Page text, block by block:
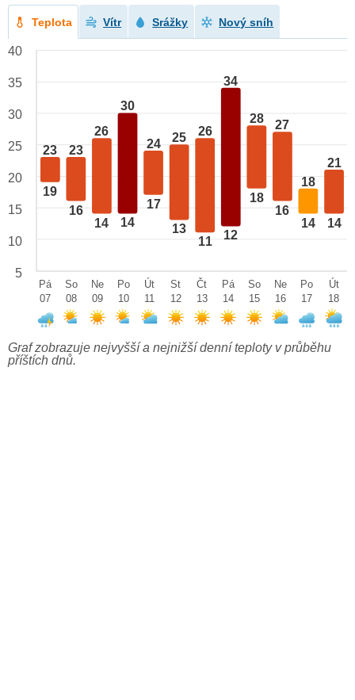
Teplota Vítr Srážky Nový sníh
23
19
23
16
26
14
30
14
24
17
25
13
26
11
34
12
28
18
27
16
18
14
21
14
40
35
30
25
20
15
10
5
Pá
07
So
08
Ne
09
Po
10
Út
11
St
12
Čt
13
Pá
14
So
15
Ne
16
Po
17
Út
18
Graf zobrazuje nejvyšší a nejnižší denní teploty v průběhu
příštích dnů.